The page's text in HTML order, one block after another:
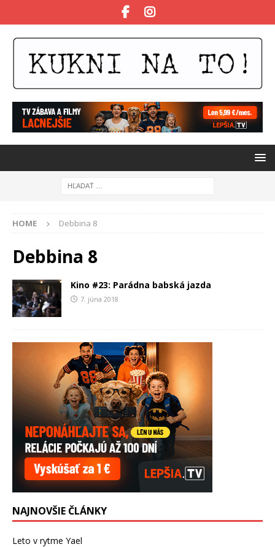
HOME Debbina 8
Debbina 8
Kino #23: Parádna babská jazda
7. júna 2018
NAJNOVŠIE ČLÁNKY
Leto v rytme Yael